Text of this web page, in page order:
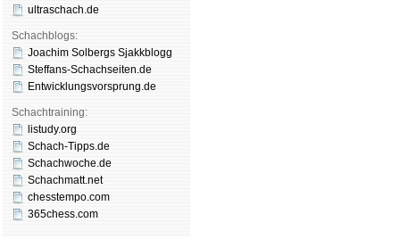
ultraschach.de
Schachblogs:
Joachim Solbergs Sjakkblogg
Steffans-Schachseiten.de
Entwicklungsvorsprung.de
Schachtraining:
listudy.org
Schach-Tipps.de
Schachwoche.de
Schachmatt.net
chesstempo.com
365chess.com